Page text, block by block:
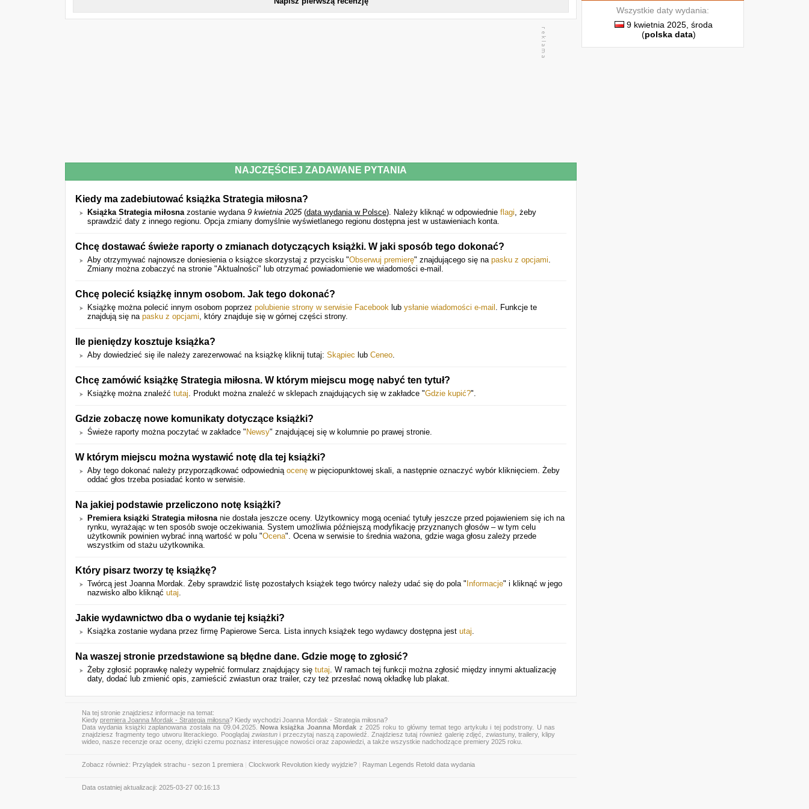
NAJCZĘŚCIEJ ZADAWANE PYTANIA
Kiedy ma zadebiutować książka Strategia miłosna?
Książka Strategia miłosnazostanie wydana 9 kwietnia 2025(data wydania w Polsce). Należy kliknąć w odpowiednie flagi, żeby
sprawdzić daty z innego regionu. Opcja zmiany domyślnie wyświetlanego regionu dostępna jest w ustawieniach konta.
Chcę dostawać świeże raporty o zmianach dotyczących książki. W jaki sposób tego dokonać?
Aby otrzymywać najnowsze doniesienia o książce skorzystaj z przycisku "Obserwuj premierę" znajdującego się na pasku z opcjami.
Zmiany można zobaczyć na stronie "Aktualności" lub otrzymać powiadomienie we wiadomości e-mail.
Chcę polecić książkę innym osobom. Jak tego dokonać?
Książkę można polecić innym osobom poprzez polubienie strony w serwisie Facebook lub ysłanie wiadomości e-mail . Funkcje te
znajdują się na pasku z opcjami, który znajduje się w górnej części strony.
Ile pieniędzy kosztuje książka?
Aby dowiedzieć się ile należy zarezerwować na książkę kliknij tutaj: Skąpiec lub Ceneo.
Chcę zamówić książkę Strategia miłosna. W którym miejscu mogę nabyć ten tytuł?
Książkę można znaleźć tutaj. Produkt można znaleźć w sklepach znajdujących się w zakładce "Gdzie kupić?".
Gdzie zobaczę nowe komunikaty dotyczące książki?
Świeże raporty można poczytać w zakładce " Newsy" znajdującej się w kolumnie po prawej stronie.
W którym miejscu można wystawić notę dla tej książki?
Aby tego dokonać należy przyporządkować odpowiednią ocenę w pięciopunktowej skali, a następnie oznaczyć wybór kliknięciem. Żeby
oddać głos trzeba posiadać konto w serwisie.
Na jakiej podstawie przeliczono notę książki?
Premiera książki Strategia miłosnanie dostała jeszcze oceny. Użytkownicy mogą oceniać tytuły jeszcze przed pojawieniem się ich na
rynku, wyrażając w ten sposób swoje oczekiwania. System umożliwia późniejszą modyfikację przyznanych głosów – w tym celu
użytkownik powinien wybrać inną wartość w polu "Ocena". Ocena w serwisie to średnia ważona, gdzie waga głosu zależy przede
wszystkim od stażu użytkownika.
Który pisarz tworzy tę książkę?
Twórcą jest Joanna Mordak. Żeby sprawdzić listę pozostałych książek tego twórcy należy udać się do pola " Informacje" i kliknąć w jego
nazwisko albo kliknąć utaj.
Jakie wydawnictwo dba o wydanie tej książki?
Książka zostanie wydana przez firmę Papierowe Serca. Lista innych książek tego wydawcy dostępna jest utaj.
Na waszej stronie przedstawione są błędne dane. Gdzie mogę to zgłosić?
Żeby zgłosić poprawkę należy wypełnić formularz znajdujący się tutaj. W ramach tej funkcji można zgłosić między innymi aktualizację
daty, dodać lub zmienić opis, zamieścić zwiastun oraz trailer, czy też przesłać nową okładkę lub plakat.
Na tej stronie znajdziesz informacje na temat:
Kiedy premiera Joanna Mordak - Strategia miłosna? Kiedy wychodzi Joanna Mordak - Strategia miłosna?
Data wydania książki zaplanowana została na 09.04.2025.Nowa książka Joanna Mordak z 2025 roku to główny temat tego artykułu i tej podstrony. U nas
znajdziesz fragmenty tego utworu literackiego. Pooglądaj zwiastuni przeczytaj naszą zapowiedź. Znajdziesz tutaj również galerię zdjęć, zwiastuny, trailery, klipy
wideo, nasze recenzje oraz oceny, dzięki czemu poznasz interesujące nowości oraz zapowiedzi, a także wszystkie nadchodzące premiery 2025 roku.
Zobacz również: Przylądek strachu - sezon 1 premiera Clockwork Revolution kiedy wyjdzie? Rayman Legends Retold data wydania
Data ostatniej aktualizacji: 2025-03-27 00:16:13
Wszystkie daty wydania:
9 kwietnia 2025, środa
(polska data)